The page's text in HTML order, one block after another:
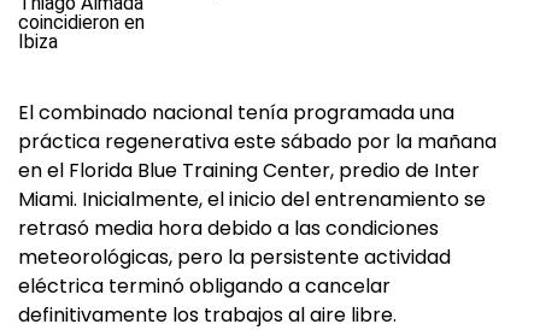
El combinado nacional tenía programada una
práctica regenerativa este sábado por la mañana
en el Florida Blue Training Center, predio de Inter
Miami. Inicialmente, el inicio del entrenamiento se
retrasó media hora debido a las condiciones
meteorológicas, pero la persistente actividad
eléctrica terminó obligando a cancelar
definitivamente los trabajos al aire libre.